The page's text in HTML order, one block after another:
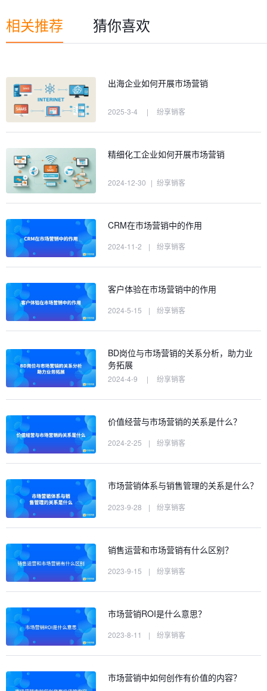
相关推荐 猜你喜欢
出海企业如何开展市场营销
2025-3-4 | 纷享销客
精细化工企业如何开展市场营销
2024-12-30 | 纷享销客
CRM在市场营销中的作用
2024-11-2 | 纷享销客
客户体验在市场营销中的作用
2024-5-15 | 纷享销客
BD岗位与市场营销的关系分析，助力业
务拓展
2024-4-9 | 纷享销客
价值经营与市场营销的关系是什么？
2024-2-25 | 纷享销客
市场营销体系与销售管理的关系是什么？
2023-9-28 | 纷享销客
销售运营和市场营销有什么区别？
2023-9-15 | 纷享销客
市场营销ROI是什么意思？
2023-8-11 | 纷享销客
市场营销中如何创作有价值的内容？